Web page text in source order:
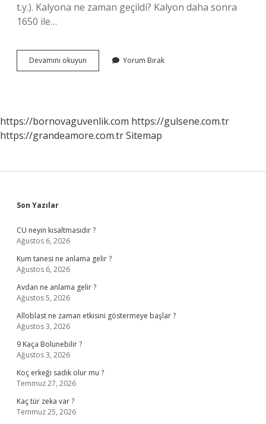
t.y.). Kalyona ne zaman geçildi? Kalyon daha sonra
1650 ile…
Devamını okuyun
Osmanlı
Hangi
Kuşatmanın
Yorum Bırak
https://bornovaguvenlik.com https://gulsene.com.tr
https://grandeamore.com.trSitemap
Sidebar
Son Yazılar
CU neyin kısaltmasıdır ?
Ağustos 6, 2026
Kum tanesi ne anlama gelir ?
Ağustos 6, 2026
Avdan ne anlama gelir ?
Ağustos 5, 2026
Alloblast ne zaman etkisini göstermeye başlar ?
Ağustos 3, 2026
9 Kaça Bolunebilir ?
Ağustos 3, 2026
Koç erkeği sadık olur mu ?
Temmuz 27, 2026
Kaç tür zeka var ?
Temmuz 25, 2026